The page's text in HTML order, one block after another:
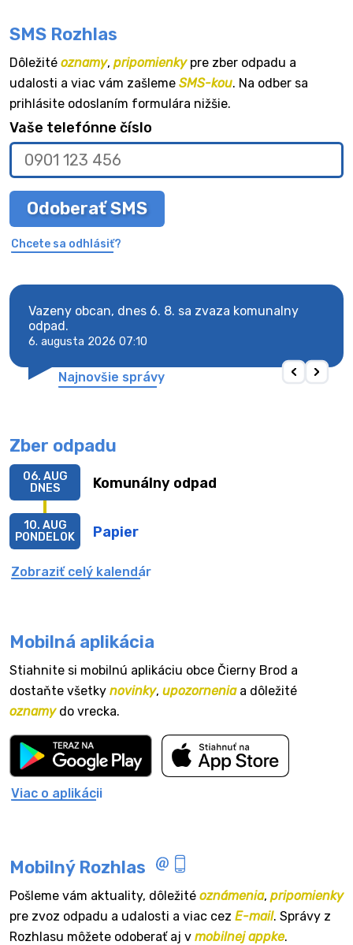
SMS Rozhlas
Dôležité oznamy, pripomienkypre zber odpadu a
udalosti a viac vám zašleme SMS-kou. Na odber sa
prihlásite odoslaním formulára nižšie.
Vaše telefónne číslo
Odoberať SMS
Chcete sa odhlásiť?
Vazeny obcan, dnes 6. 8. sa zvaza komunalny
odpad.
6. augusta 2026 07:10
Najnovšie správy
Zber odpadu
Komunálny odpad
06. AUG
DNES
Papier
10. AUG
PONDELOK
Zobraziť celý kalendár
Mobilná aplikácia
Stiahnite si mobilnú aplikáciu obce Čierny Brod a
dostaňte všetky novinky, upozorneniaa dôležité
oznamydo vrecka.
Viac o aplikácii
Mobilný Rozhlas
Pošleme vám aktuality, dôležité oznámenia, pripomienky
pre zvoz odpadu a udalosti a viac cez E-mail. Správy z
Rozhlasu môžete odoberať aj v mobilnej appke.